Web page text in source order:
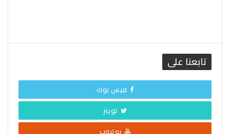
تابعنا على
فيس بوك
تويتر
يوتيوب